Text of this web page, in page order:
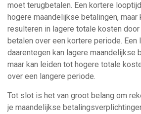
moet terugbetalen. Een kortere
hogere maandelijkse betalingen, maar
resulteren in lagere totale kosten
betalen over een kortere periode. Een
daarentegen kan lagere maandelijkse
maar kan leiden tot hogere totale
over een langere periode.
Tot slot is het van groot belang om
je maandelijkse